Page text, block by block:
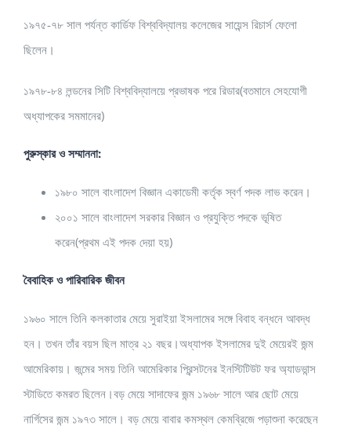
১৯৭৫-৭৮ সাল পর্যন্ত কার্ডিফ বিশ্ববিদ্যালয় কলেজের সায়েন্স রিচার্স ফেলো
ছিলেন।
১৯৭৮-৮৪ লন্ডনের সিটি বিশ্ববিদ্যালয়ে প্রভাষক পরে রিডার(বতমানে সেহযোগী
অধ্যাপকের সমমানের)
পুরুস্কার ও সম্মাননা:
১৯৮০ সালে বাংলাদেশ বিজ্ঞান একাডেমী কর্তৃক স্বর্ণ পদক লাভ করেন।
২০০১ সালে বাংলাদেশ সরকার বিজ্ঞান ও প্রযুক্তি পদকে ভূষিত
করেন(প্রথম এই পদক দেয়া হয়)
বৈবাহিক ও পারিবারিক জীবন
১৯৬০ সালে তিনি কলকাতার মেয়ে সুরাইয়া ইসলামের সঙ্গে বিবাহ বন্ধনে আবদ্ধ
হন। তখন তাঁর বয়স ছিল মাত্র ২১ বছর।অধ্যাপক ইসলামের দুই মেয়েরই জন্ম
আমেরিকায়। জন্মের সময় তিনি আমেরিকার প্রিন্সটনের ইনস্টিটিউট ফর অ্যাডভান্স
স্টাডিতে কমরত ছিলেন।বড় মেয়ে সাদাফের জন্ম ১৯৬৮ সালে আর ছোট মেয়ে
নার্গিসের জন্ম ১৯৭৩ সালে। বড় মেয়ে বাবার কমস্থল কেমব্রিজে পড়াশুনা করেছেন